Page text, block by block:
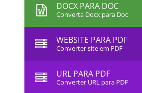
DOCX PARA DOC
Converta Docx para Doc
WEBSITE PARA PDF
Converter site em PDF
URL PARA PDF
Converter URL para PDF